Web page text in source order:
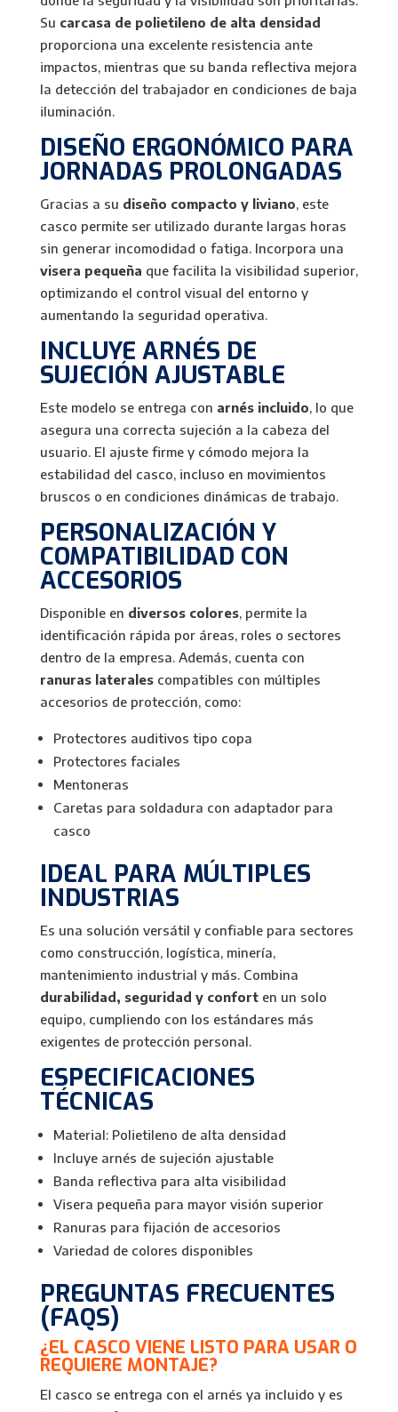
Su carcasa de polietileno de alta densidad
proporciona una excelente resistencia ante
impactos, mientras que su banda reflectiva mejora
la detección del trabajador en condiciones de baja
iluminación.
DISEÑO ERGONÓMICO PARA
JORNADAS PROLONGADAS
Gracias a su diseño compacto y liviano, este
casco permite ser utilizado durante largas horas
sin generar incomodidad o fatiga. Incorpora una
visera pequeña que facilita la visibilidad superior,
optimizando el control visual del entorno y
aumentando la seguridad operativa.
INCLUYE ARNÉS DE
SUJECIÓN AJUSTABLE
Este modelo se entrega con arnés incluido, lo que
asegura una correcta sujeción a la cabeza del
usuario. El ajuste firme y cómodo mejora la
estabilidad del casco, incluso en movimientos
bruscos o en condiciones dinámicas de trabajo.
PERSONALIZACIÓN Y
COMPATIBILIDAD CON
ACCESORIOS
Disponible en diversos colores, permite la
identificación rápida por áreas, roles o sectores
dentro de la empresa. Además, cuenta con
ranuras lateralescompatibles con múltiples
accesorios de protección, como:
Protectores auditivos tipo copa
Protectores faciales
Mentoneras
Caretas para soldadura con adaptador para
casco
IDEAL PARA MÚLTIPLES
INDUSTRIAS
Es una solución versátil y confiable para sectores
como construcción, logística, minería,
mantenimiento industrial y más. Combina
durabilidad, seguridad y conforten un solo
equipo, cumpliendo con los estándares más
exigentes de protección personal.
ESPECIFICACIONES
TÉCNICAS
Material: Polietileno de alta densidad
Incluye arnés de sujeción ajustable
Banda reflectiva para alta visibilidad
Visera pequeña para mayor visión superior
Ranuras para fijación de accesorios
Variedad de colores disponibles
PREGUNTAS FRECUENTES
(FAQS)
¿EL CASCO VIENE LISTO PARA USAR O
REQUIERE MONTAJE?
El casco se entrega con el arnés ya incluido y es